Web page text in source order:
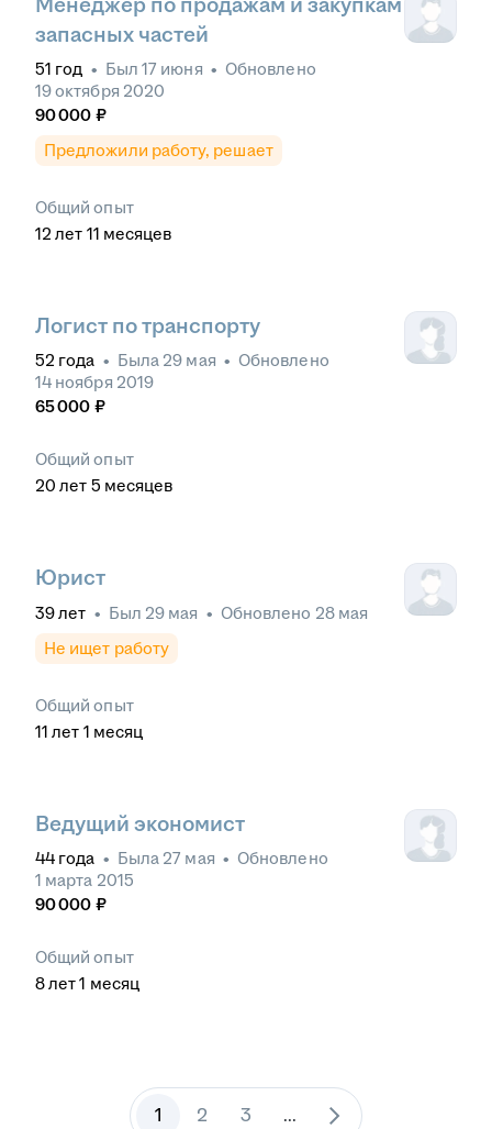
Менеджер по продажам и закупкам
запасных частей
51 год • Был 17 июня • Обновлено
19 октября 2020
90 000 ₽
Предложили работу, решает
Общий опыт
12 лет 11 месяцев
Логист по транспорту
52 года • Была 29 мая • Обновлено
14 ноября 2019
65 000 ₽
Общий опыт
20 лет 5 месяцев
Юрист
39лет • Был 29 мая • Обновлено 28 мая
Не ищет работу
Общий опыт
11 лет 1 месяц
Ведущий экономист
44 года • Была 27 мая • Обновлено
1 марта 2015
90 000 ₽
Общий опыт
8лет 1 месяц
1 2 3 ...